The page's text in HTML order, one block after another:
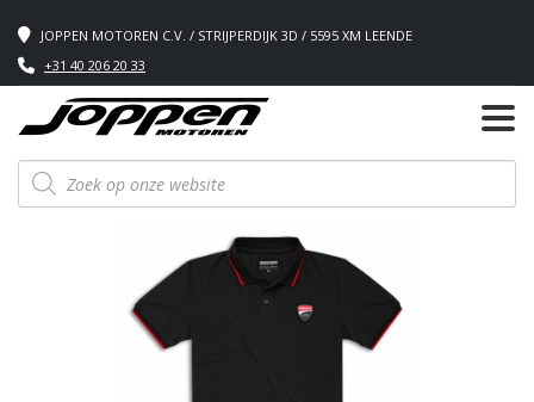
JOPPEN MOTOREN C.V. / STRIJPERDIJK 3D / 5595 XM LEENDE
+31 40 206 20 33
Producten
zoeken